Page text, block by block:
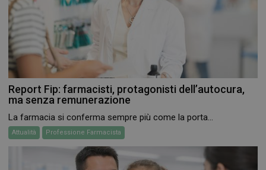
Report Fip: farmacisti, protagonisti dell’autocura,
ma senza remunerazione
La farmacia si conferma sempre più come la porta...
Attualità Professione Farmacista
Google LLC
.farmamese.it
mese